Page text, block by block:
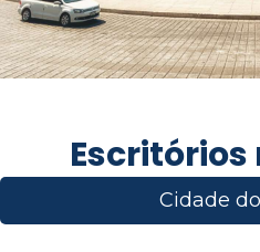
Escritórios
Cidade